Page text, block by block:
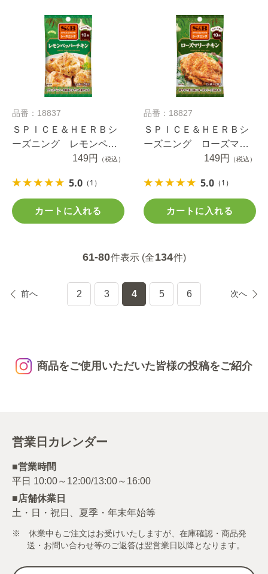
品番：18837
ＳＰＩＣＥ＆ＨＥＲＢシ
ーズニング レモンペッ
パーチキン １２ｇ
149円 （税込）
5.0 （1）
カートに入れる
品番：18827
ＳＰＩＣＥ＆ＨＥＲＢシ
ーズニング ローズマリ
ーチキン １０ｇ
149円 （税込）
5.0 （1）
カートに入れる
61-80件表示 (全134件)
前へ 2 3 4 5 6 次へ
商品をご使用いただいた皆様の投稿をご紹介
営業日カレンダー
■営業時間
■店舗休業日
土・日・祝日、夏季・年末年始等
※ 休業中もご注文はお受けいたしますが、在庫確認・商品発
送・お問い合わせ等のご返答は翌営業日以降となります。